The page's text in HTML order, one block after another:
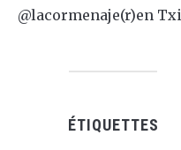
@lacormenaje(r)en
ÉTIQUETTES